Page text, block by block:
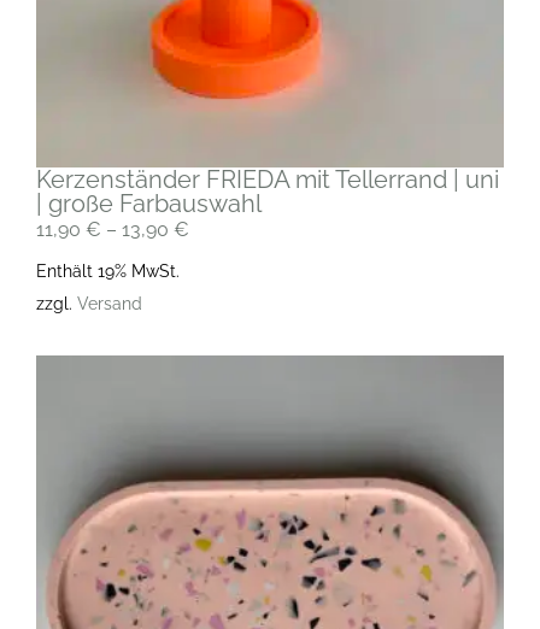
Kerzenständer FRIEDA mit Tellerrand | uni
| große Farbauswahl
11,90 € – 13,90 €
Enthält 19% MwSt.
zzgl. Versand